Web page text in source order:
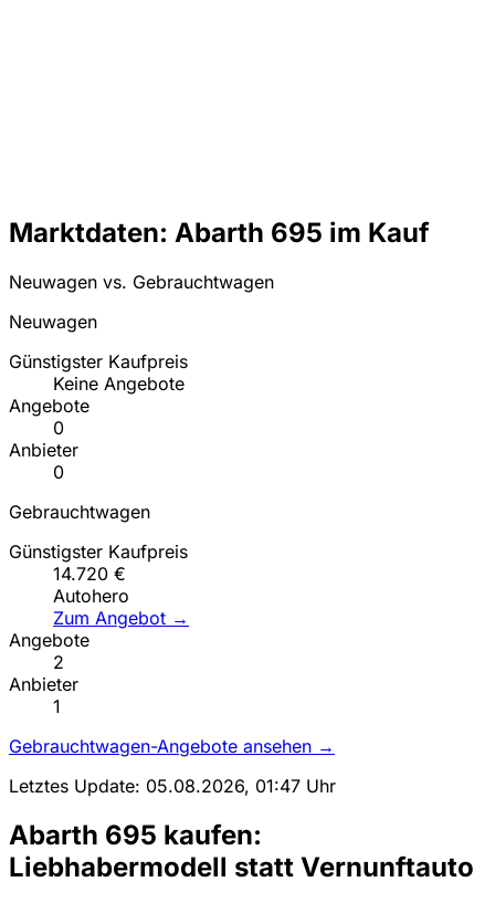
Marktdaten: Abarth 695 im Kauf
Neuwagen vs. Gebrauchtwagen
Neuwagen
Günstigster Kaufpreis
Keine Angebote
Angebote
0
Anbieter
0
Gebrauchtwagen
Günstigster Kaufpreis
14.720 €
Autohero
Zum Angebot →
Angebote
2
Anbieter
1
Gebrauchtwagen-Angebote ansehen →
Letztes Update: 05.08.2026, 01:47 Uhr
Abarth 695 kaufen:
Liebhabermodell statt Vernunftauto